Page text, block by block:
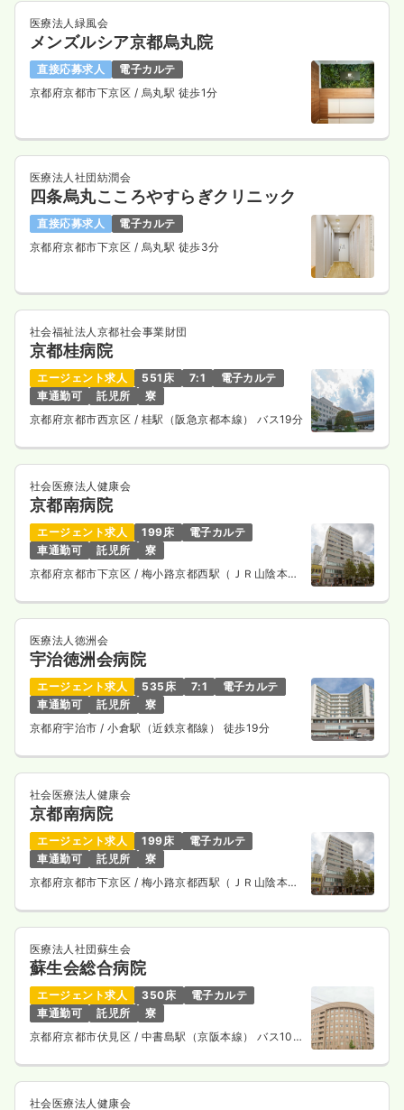
2交代（常勤） 一時募集休止
給与 31.2万円〜/月 賞与3.4ヶ月
日祝休み
4週8休以上 担当業務未経験可
ブランク可
第二新卒可
月給31万円以上可
気になる 詳細を見る
給与 2,000
時間 8:45～17:15（休憩60分）
日祝休み
担当業務未経験可
時給2,000円以上可
気になる 詳細を見る
夜勤のみ（パート）
4.4万円/回
時間 16:30～9:00（休憩120分）
日祝休み
担当業務未経験可 ブランク可 第二新卒可
気になる 詳細を見る
医療法人緑風会
メンズルシア京都烏丸院
直接応募求人
電子カルテ
京都府京都市下京区 / 烏丸駅 徒歩1分
医療法人社団紡潤会
四条烏丸こころやすらぎクリニック
直接応募求人
電子カルテ
京都府京都市下京区 / 烏丸駅 徒歩3分
社会福祉法人京都社会事業財団
京都桂病院
エージェント求人 551床 7:1
電子カルテ
車通勤可
託児所
寮
京都府京都市西京区 / 桂駅（阪急京都本線） バス19分
社会医療法人健康会
京都南病院
エージェント求人 199床
電子カルテ
車通勤可
託児所
寮
京都府京都市下京区 / 梅小路京都西駅（ＪＲ山陰本
医療法人徳洲会
宇治徳洲会病院
エージェント求人 535床 7:1
電子カルテ
車通勤可
託児所
寮
京都府宇治市/ 小倉駅（近鉄京都線） 徒歩19分
社会医療法人健康会
京都南病院
エージェント求人 199床
電子カルテ
車通勤可
託児所
寮
京都府京都市下京区 / 梅小路京都西駅（ＪＲ山陰本
医療法人社団蘇生会
蘇生会総合病院
エージェント求人 350床
電子カルテ
車通勤可
託児所
寮
京都府京都市伏見区 / 中書島駅（京阪本線） バス10
社会医療法人健康会